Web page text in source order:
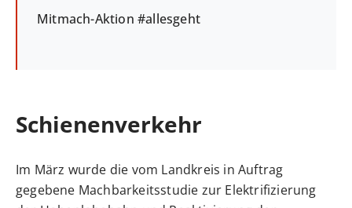
Mitmach-Aktion #allesgeht
Schienenverkehr
Im März wurde die vom Landkreis in Auftrag
gegebene Machbarkeitsstudie zur Elektrifizierung